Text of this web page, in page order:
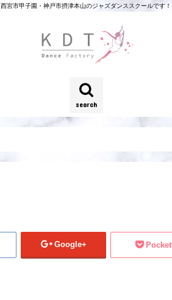
西宮市甲子園・神戸市摂津本山のジャズダンススクールです！
search
Google+ Pocket